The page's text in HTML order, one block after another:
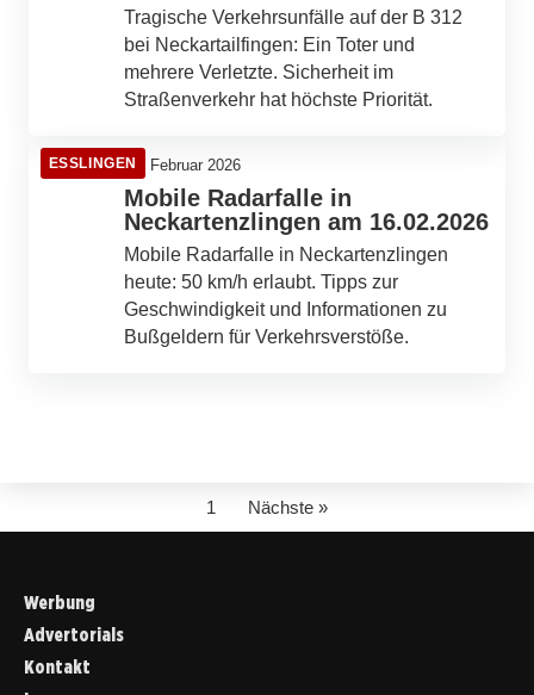
Tragische Verkehrsunfälle auf der B 312
bei Neckartailfingen: Ein Toter und
mehrere Verletzte. Sicherheit im
Straßenverkehr hat höchste Priorität.
ESSLINGEN16. Februar 2026
Mobile Radarfalle in
Neckartenzlingen am 16.02.2026
Mobile Radarfalle in Neckartenzlingen
heute: 50 km/h erlaubt. Tipps zur
Geschwindigkeit und Informationen zu
Bußgeldern für Verkehrsverstöße.
1 Nächste »
Werbung
Advertorials
Kontakt